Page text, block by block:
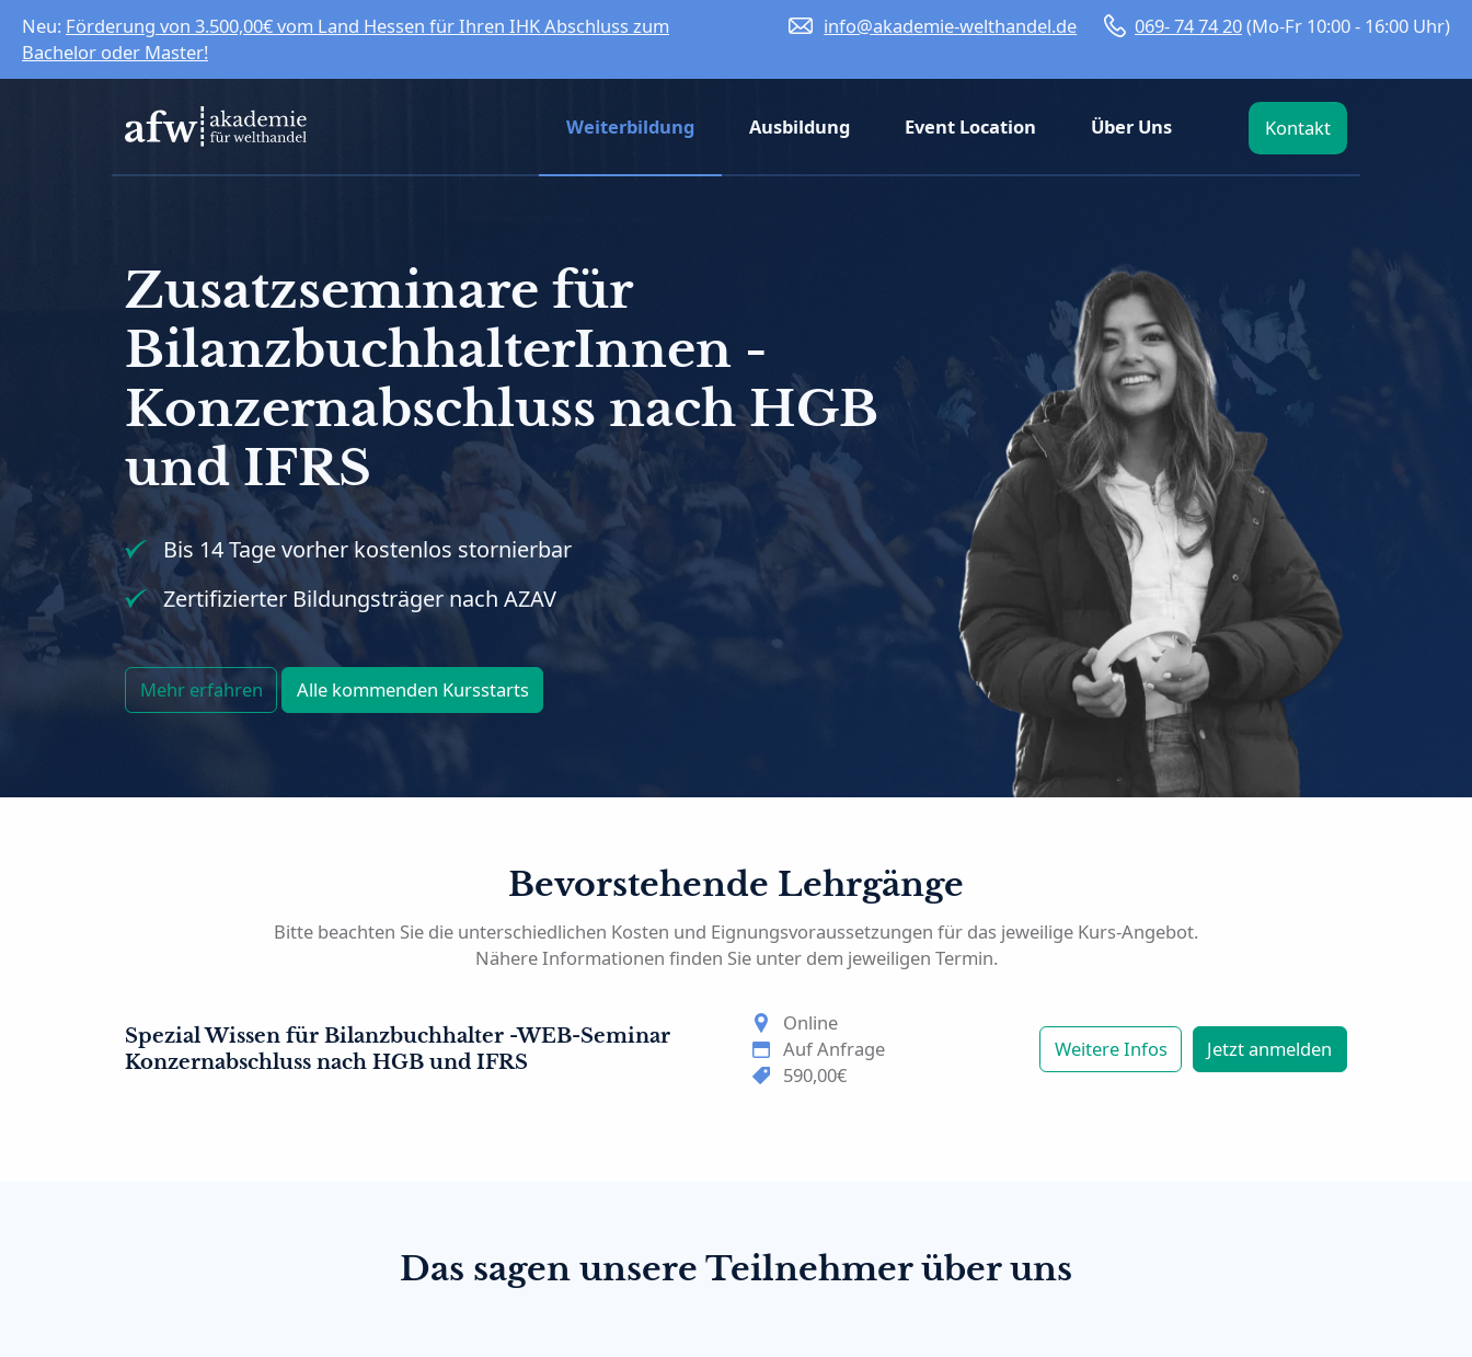
Neu: Förderung von 3.500,00€ vom Land Hessen für Ihren IHK Abschluss zum
Bachelor oder Master!
info@akademie-welthandel.de 069- 74 74 20(Mo-Fr 10:00 - 16:00 Uhr)
Weiterbildung Ausbildung Event Location Über Uns Kontakt
Zusatzseminare für
BilanzbuchhalterInnen -
Konzernabschluss nach HGB
und IFRS
Bis 14 Tage vorher kostenlos stornierbar
Zertifizierter Bildungsträger nach AZAV
Mehr erfahren Alle kommenden Kursstarts
Bevorstehende Lehrgänge
Bitte beachten Sie die unterschiedlichen Kosten und Eignungsvoraussetzungen für das jeweilige Kurs-Angebot.
Nähere Informationen finden Sie unter dem jeweiligen Termin.
Spezial Wissen für Bilanzbuchhalter -WEB-Seminar
Konzernabschluss nach HGB und IFRS
Online
Auf Anfrage
590,00€
Weitere Infos Jetzt anmelden
Das sagen unsere Teilnehmer über uns